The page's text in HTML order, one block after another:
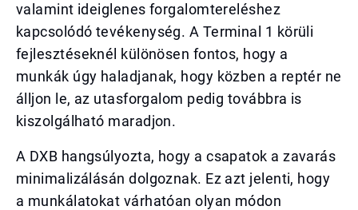
valamint ideiglenes forgalomtereléshez
kapcsolódó tevékenység. A Terminal 1 körüli
fejlesztéseknél különösen fontos, hogy a
munkák úgy haladjanak, hogy közben a reptér ne
álljon le, az utasforgalom pedig továbbra is
kiszolgálható maradjon.
A DXB hangsúlyozta, hogy a csapatok a zavarás
minimalizálásán dolgoznak. Ez azt jelenti, hogy
a munkálatokat várhatóan olyan módon